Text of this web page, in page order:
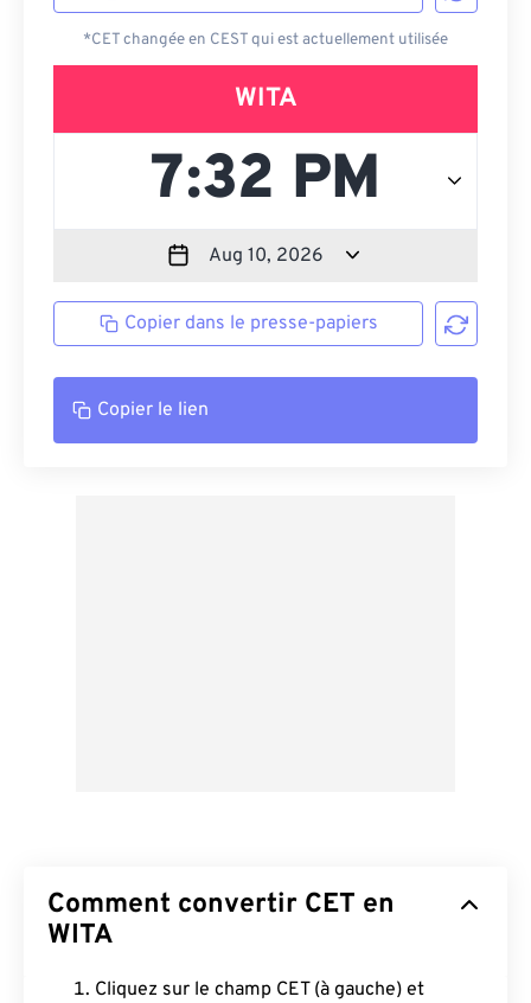
*CET changée en CEST qui est actuellement utilisée
WITA
Copier dans le presse-papiers
Copier le lien
Comment convertir CET en
WITA
Cliquez sur le champ CET (à gauche) et